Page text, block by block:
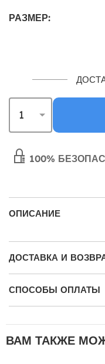
РАЗМЕР:
100%
ОПИСАНИЕ
ДОСТАВКА И
СПОСОБЫ ОПЛАТЫ
ВАМ ТАКЖЕ